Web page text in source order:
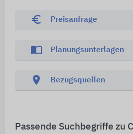
euro_symbol Preisanfrage
import_contacts Planungsunterlagen
location_on Bezugsquellen
Passende Suchbegriffe zu